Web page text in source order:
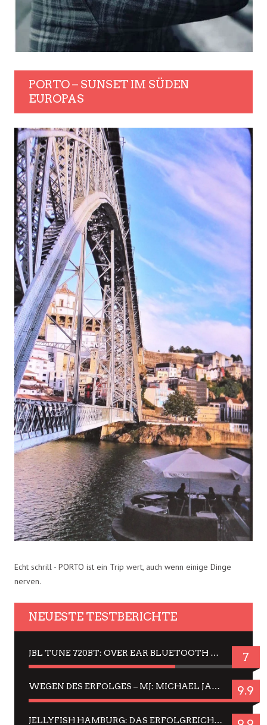
PORTO – SUNSET IM SÜDEN
EUROPAS
Echt schrill - PORTO ist ein Trip wert, auch wenn einige Dinge
nerven.
NEUESTE TESTBERICHTE
JBL TUNE 720BT: OVER EAR BLUETOOTH KOPFHÖRER UM DIE 50,-€ IM DAUER-TEST 7
WEGEN DES ERFOLGES – MJ: MICHAEL JACKSON MUSICAL IN EINER MATINEE SEHEN 9.9
JELLYFISH HAMBURG: DAS ERFOLGREICHE SOMMER-MENÜ 2025 IN GEFÜHLEN UND BILDERN